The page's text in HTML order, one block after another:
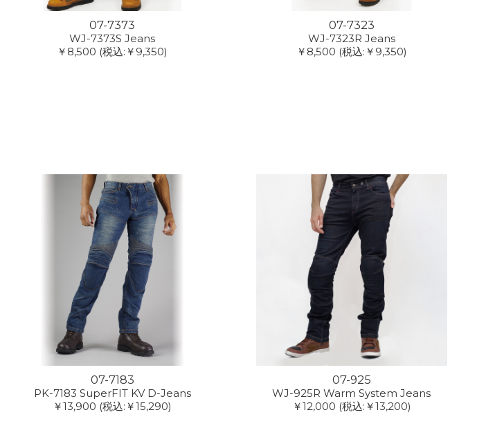
07-7373
WJ-7373S Jeans
￥8,500 (税込:￥9,350)
07-7323
WJ-7323R Jeans
￥8,500 (税込:￥9,350)
07-7183
PK-7183 SuperFIT KV D-Jeans
￥13,900 (税込:￥15,290)
07-925
WJ-925R Warm System Jeans
￥12,000 (税込:￥13,200)